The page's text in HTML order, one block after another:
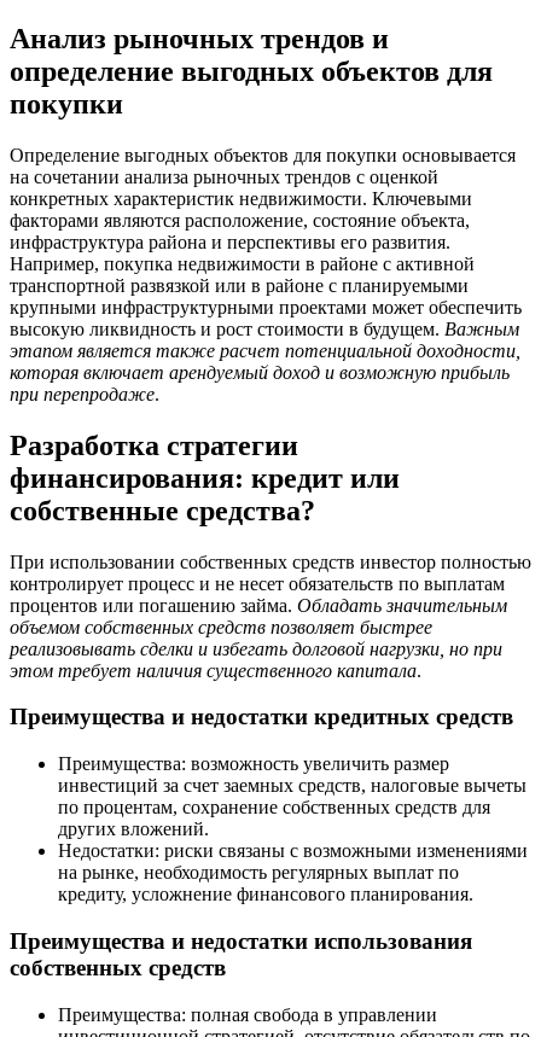
Анализ рыночных трендов и
определение выгодных объектов для
покупки
Определение выгодных объектов для покупки основывается
на сочетании анализа рыночных трендов с оценкой
конкретных характеристик недвижимости. Ключевыми
факторами являются расположение, состояние объекта,
инфраструктура района и перспективы его развития.
Например, покупка недвижимости в районе с активной
транспортной развязкой или в районе с планируемыми
крупными инфраструктурными проектами может обеспечить
высокую ликвидность и рост стоимости в будущем. Важным
этапом является также расчет потенциальной доходности,
которая включает арендуемый доход и возможную прибыль
при перепродаже.
Разработка стратегии
финансирования: кредит или
собственные средства?
При использовании собственных средств инвестор полностью
контролирует процесс и не несет обязательств по выплатам
процентов или погашению займа. Обладать значительным
объемом собственных средств позволяет быстрее
реализовывать сделки и избегать долговой нагрузки, но при
этом требует наличия существенного капитала.
Преимущества и недостатки кредитных средств
Преимущества: возможность увеличить размер
инвестиций за счет заемных средств, налоговые вычеты
по процентам, сохранение собственных средств для
других вложений.
Недостатки: риски связаны с возможными изменениями
на рынке, необходимость регулярных выплат по
кредиту, усложнение финансового планирования.
Преимущества и недостатки использования
собственных средств
Преимущества: полная свобода в управлении